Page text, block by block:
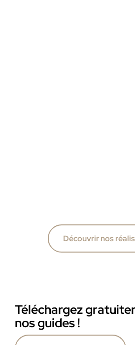
Découvrir nos
Téléchargez
nos guides !